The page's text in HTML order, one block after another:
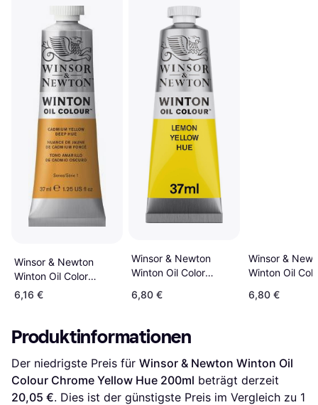
Winsor & Newton
Winton Oil Color
Cadmium Yellow Deep
Hue 37ml
6,16 €
Winsor & Newton
Winton Oil Color
346 37ml
6,80 €
Winsor &
Winton Oil
37ml
6,80 €
Produktinformationen
Der niedrigste Preis für Winsor & Newton Winton Oil
Colour Chrome Yellow Hue 200ml
20,05 €. Dies ist der günstigste Preis im Vergleich zu 1